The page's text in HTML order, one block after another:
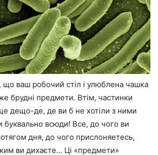
що ваш робочий стіл і улюблена чашка
брудні предмети. Втім, частинки
дещо-де, де ви б не хотіли з ними
буквально всюди! Все, до чого ви
дня, до чого прислоняетесь,
ви дихаєте… Ці «предмети»